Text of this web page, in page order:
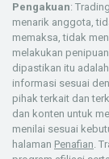
Pengakuan:
menarik anggota,
memaksa, tidak
melakukan
dipastikan itu
informasi sesuai
pihak terkait dan
dan konten untuk
menilai sesuai
halaman Penafian.